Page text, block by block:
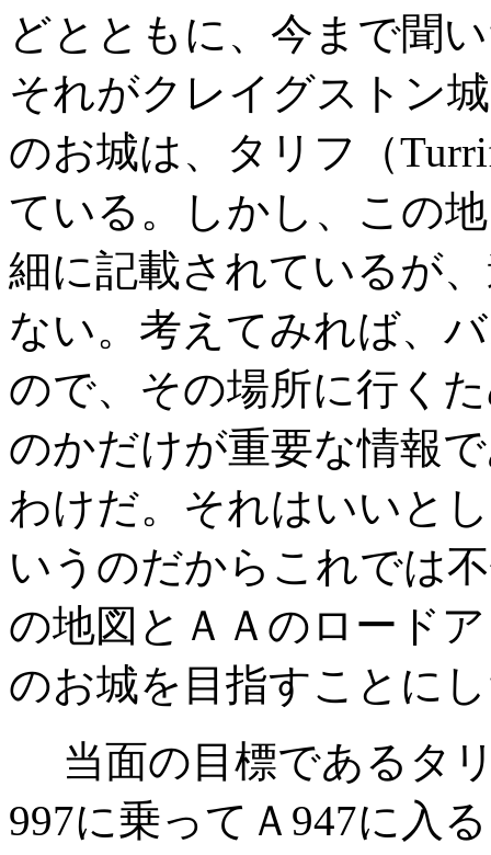
どとともに、今まで聞
それがクレイグストン
のお城は、タリフ（
ている。しかし、この
細に記載されているが
ない。考えてみれば、
ので、その場所に行く
のかだけが重要な情報
わけだ。それはいいと
いうのだからこれでは
の地図とＡＡのロード
のお城を目指すことに
当面の目標であるタ
997に乗ってＡ947に入